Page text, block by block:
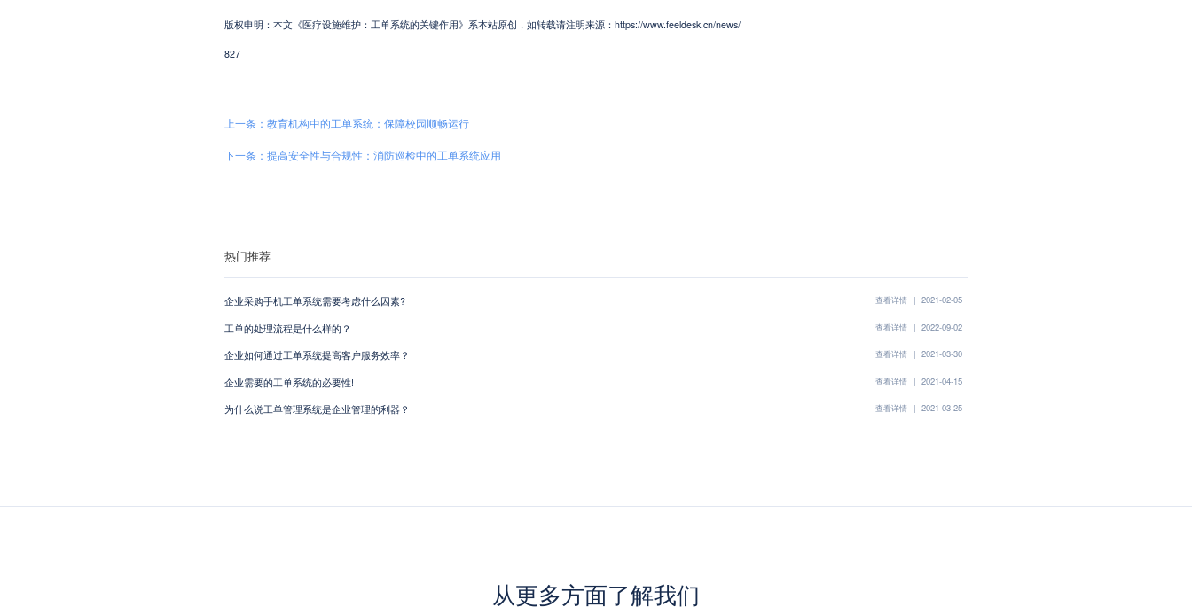
版权申明：本文《医疗设施维护：工单系统的关键作用》系本站原创，如转载请注明来源：https://www.feeldesk.cn/news/
827
上一条：教育机构中的工单系统：保障校园顺畅运行
下一条：提高安全性与合规性：消防巡检中的工单系统应用
热门推荐
企业采购手机工单系统需要考虑什么因素? 查看详情 | 2021-02-05
工单的处理流程是什么样的？ 查看详情 | 2022-09-02
企业如何通过工单系统提高客户服务效率？ 查看详情 | 2021-03-30
企业需要的工单系统的必要性! 查看详情 | 2021-04-15
为什么说工单管理系统是企业管理的利器？ 查看详情 | 2021-03-25
从更多方面了解我们